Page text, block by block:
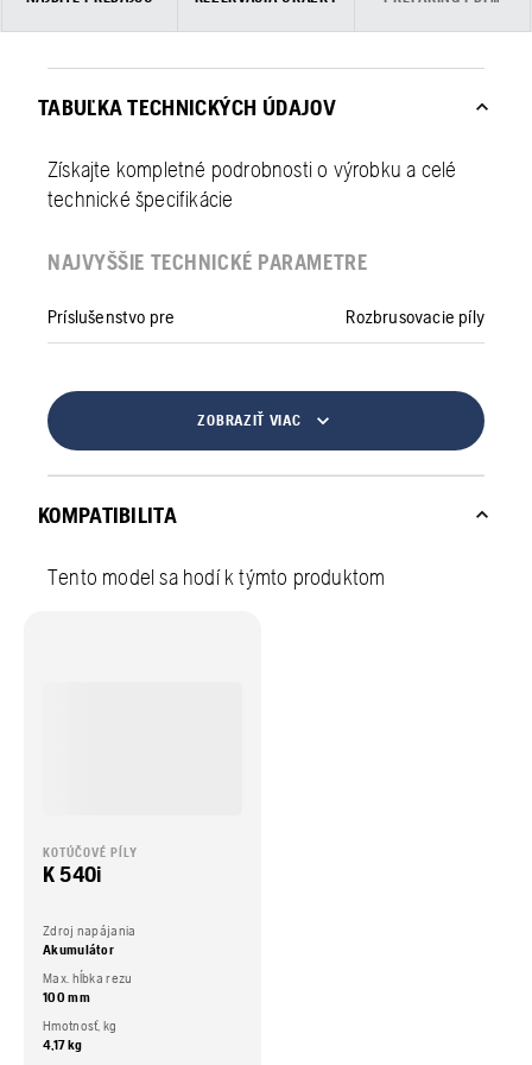
TABUĽKA TECHNICKÝCH ÚDAJOV
Získajte kompletné podrobnosti o výrobku a celé
technické špecifikácie
NAJVYŠŠIE TECHNICKÉ PARAMETRE
Príslušenstvo pre Rozbrusovacie píly
ZOBRAZIŤ VIAC
KOMPATIBILITA
Tento model sa hodí k týmto produktom
KOTÚČOVÉ PÍLY
K 540i
Zdroj napájania
Akumulátor
Max. hĺbka rezu
100 mm
Hmotnosť, kg
4,17 kg